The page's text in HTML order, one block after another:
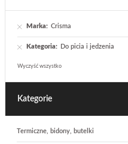
Marka: Crisma
Kategoria: Do picia i jedzenia
Wyczyść wszystko
Kategorie
Termiczne, bidony, butelki